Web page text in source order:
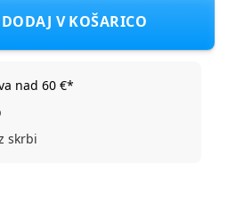
DODAJ V KOŠARICO
nad 60 €*
skrbi